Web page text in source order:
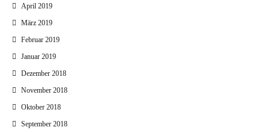
April 2019
März 2019
Februar 2019
Januar 2019
Dezember 2018
November 2018
Oktober 2018
September 2018